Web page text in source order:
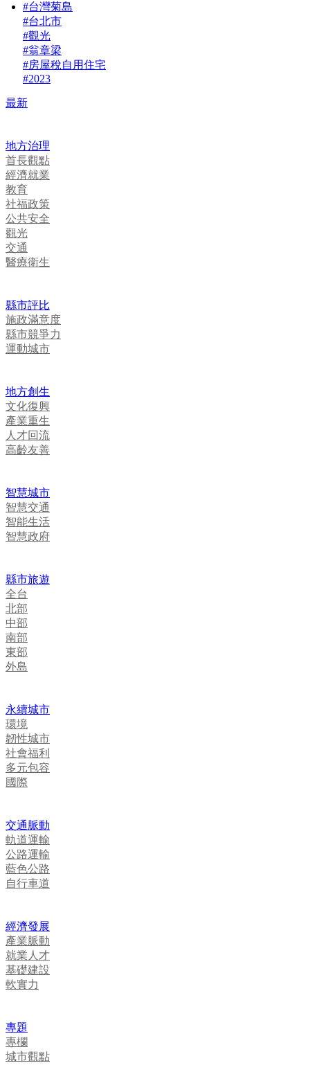
#台灣菊島
#台北市
#觀光
#翁章梁
#房屋稅自用住宅
#2023
最新
地方治理
首長觀點
經濟就業
教育
社福政策
公共安全
觀光
交通
醫療衛生
縣市評比
施政滿意度
縣市競爭力
運動城市
地方創生
文化復興
產業重生
人才回流
高齡友善
智慧城市
智慧交通
智能生活
智慧政府
縣市旅遊
全台
北部
中部
南部
東部
外島
永續城市
環境
韌性城市
社會福利
多元包容
國際
交通脈動
軌道運輸
公路運輸
藍色公路
自行車道
經濟發展
產業脈動
就業人才
基礎建設
軟實力
專題
專欄
城市觀點